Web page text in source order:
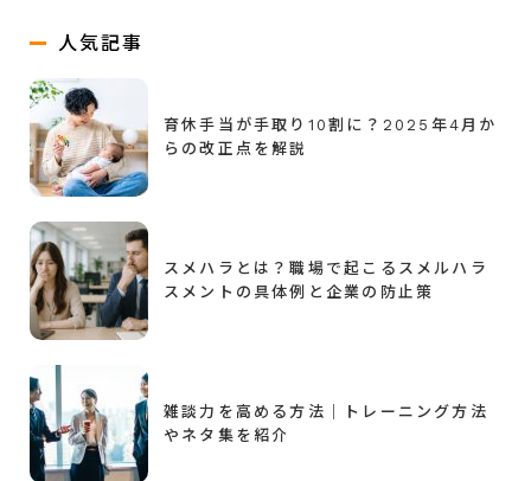
人気記事
育休手当が手取り10割に？2025年4月か
らの改正点を解説
スメハラとは？職場で起こるスメルハラ
スメントの具体例と企業の防止策
雑談力を高める方法｜トレーニング方法
やネタ集を紹介